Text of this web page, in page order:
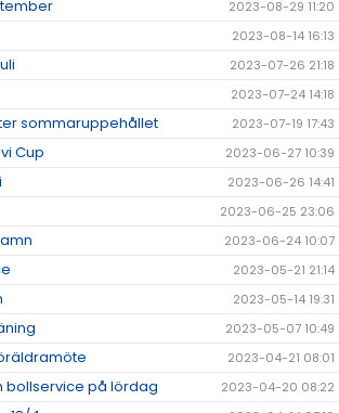
2023-08-29 11:20
2023-08-14 16:13
2023-07-26 21:18
2023-07-24 14:18
sommaruppehållet 2023-07-19 17:43
Cup 2023-06-27 10:39
2023-06-26 14:41
2023-06-25 23:06
2023-06-24 10:07
2023-05-21 21:14
2023-05-14 19:31
2023-05-07 10:49
2023-04-21 08:01
bollservice på lördag 2023-04-20 08:22